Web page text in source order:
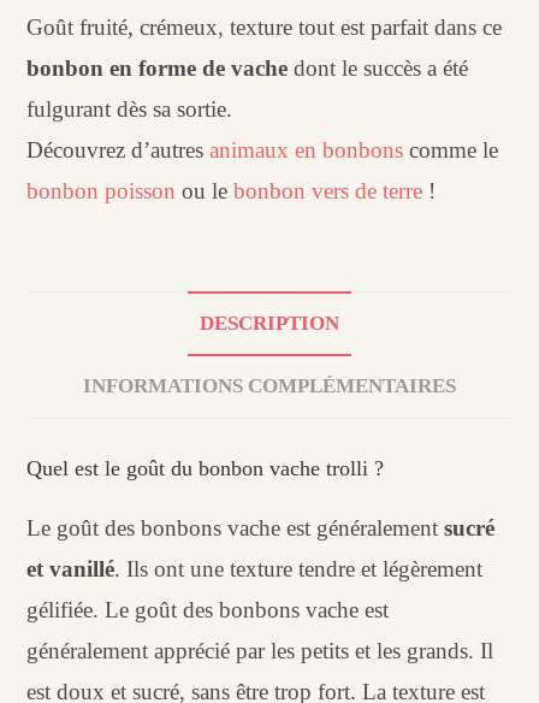
Goût fruité, crémeux, texture tout est parfait dans ce
bonbon en forme de vache dont le succès a été
fulgurant dès sa sortie.
Découvrez d’autresanimaux en bonbons comme le
bonbon poisson ou lebonbon vers de terre !
DESCRIPTION
INFORMATIONS COMPLÉMENTAIRES
Quel est le goût du bonbon vache trolli ?
Le goût des bonbons vache est généralementsucré
et vanillé. Ils ont une texture tendre et légèrement
gélifiée. Le goût des bonbons vache est
généralement apprécié par les petits et les grands. Il
est doux et sucré, sans être trop fort. La texture est